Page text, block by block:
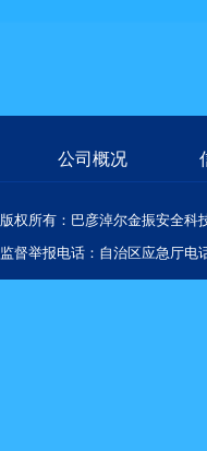
公司概况
版权所有：巴彦淖尔金振安全
监督举报电话：自治区应急厅电